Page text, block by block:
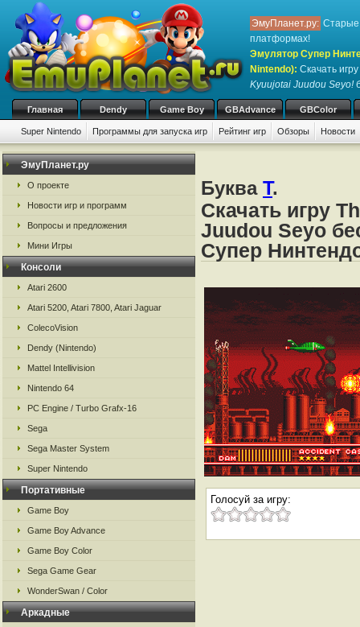
ЭмуПланет.ру: Старые
платформах!
Эмулятор Супер
Nintendo): Скачать игру
Kyuujotai Juudou Seyo!
Главная Dendy Game Boy GBAdvance GBColor
Super Nintendo Программы для запуска игр Рейтинг игр Обзоры Новости
Игры: # A B C D E F G H I
ЭмуПланет.ру
О проекте
Новости игр и программ
Вопросы и предложения
Мини Игры
Консоли
Atari 2600
Atari 5200, Atari 7800, Atari Jaguar
ColecoVision
Dendy (Nintendo)
Mattel Intellivision
Nintendo 64
PC Engine / Turbo Grafx-16
Sega
Sega Master System
Super Nintendo
Портативные
Game Boy
Game Boy Advance
Game Boy Color
Sega Game Gear
WonderSwan / Color
Аркадные
Буква T.
Скачать игру
Juudou Seyo
Супер
Голосуй за игру: